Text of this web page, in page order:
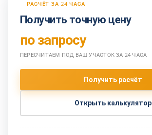
РАСЧЁТ ЗА 24 ЧАСА
Получить точную цену
по запросу
ПЕРЕСЧИТАЕМ ПОД ВАШ УЧАСТОК ЗА 24 ЧАСА
Получить расчёт
Открыть калькулятор